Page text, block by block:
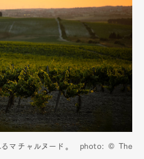
るマチャルヌード。 photo: © The